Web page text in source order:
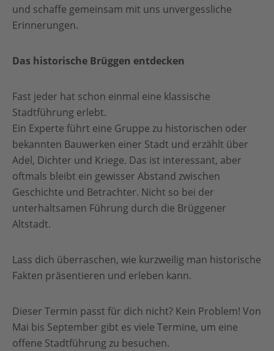
und schaffe gemeinsam mit uns unvergessliche
Erinnerungen.
Das historische Brüggen entdecken
Fast jeder hat schon einmal eine klassische
Stadtführung erlebt.
Ein Experte führt eine Gruppe zu historischen oder
bekannten Bauwerken einer Stadt und erzählt über
Adel, Dichter und Kriege. Das ist interessant, aber
oftmals bleibt ein gewisser Abstand zwischen
Geschichte und Betrachter. Nicht so bei der
unterhaltsamen Führung durch die Brüggener
Altstadt.
Lass dich überraschen, wie kurzweilig man historische
Fakten präsentieren und erleben kann.
Dieser Termin passt für dich nicht? Kein Problem! Von
Mai bis September gibt es viele Termine, um eine
offene Stadtführung zu besuchen.